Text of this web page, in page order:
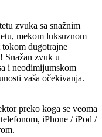
zvuka sa snažnim
mekom luksuznom
tokom dugotrajne
Snažan zvuk u
i neodimijumskom
vaša očekivanja.
preko koga se veoma
iPhone / iPod /